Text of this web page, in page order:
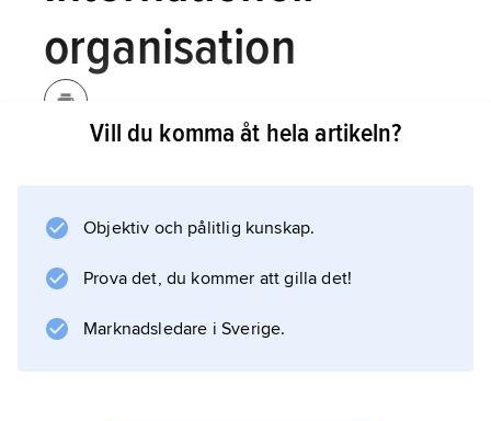
organisation
internationell samverkan. En första
meteorologisk världskongress hölls 1873 i
Wien som ett led i strävan att skapa ett
organiserades runt om i Europa vid den tiden.
Vill du komma åt hela artikeln?
Objektiv och pålitlig kunskap.
Prova det, du kommer att gilla det!
Marknadsledare i Sverige.